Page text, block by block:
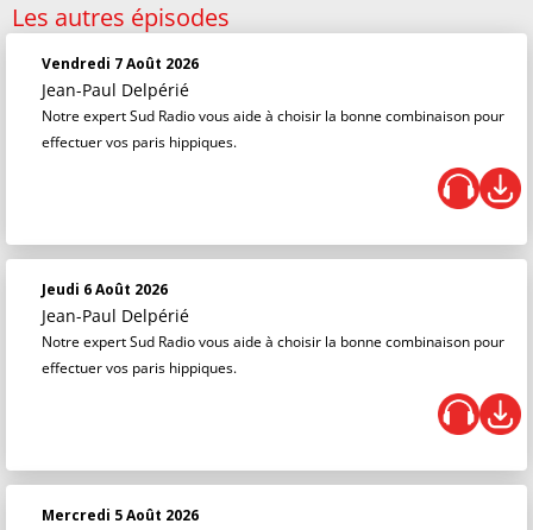
Les autres épisodes
Vendredi 7 Août 2026
Jean-Paul Delpérié
Notre expert Sud Radio vous aide à choisir la bonne combinaison pour
effectuer vos paris hippiques.
Jeudi 6 Août 2026
Jean-Paul Delpérié
Notre expert Sud Radio vous aide à choisir la bonne combinaison pour
effectuer vos paris hippiques.
Mercredi 5 Août 2026